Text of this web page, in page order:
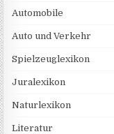
Automobile
Auto und Verkehr
Spielzeuglexikon
Juralexikon
Naturlexikon
Literatur